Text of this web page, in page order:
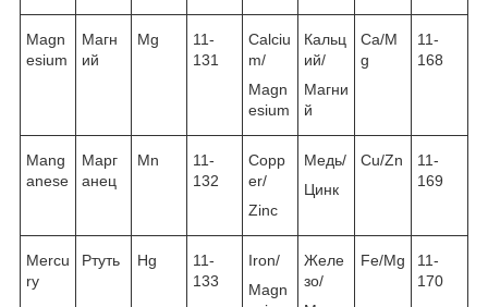
Magn
esium
Магн
ий
Mg
11-
131
Calciu
m/
Magn
esium
Кальц
ий/
Магни
й
Ca/M
g
11-
168
Mang
anese
Марг
анец
Mn
11-
132
Copp
er/
Zinc
Медь/
Цинк
Cu/Zn
11-
169
Mercu
ry
Ртуть Hg
11-
133
Iron/
Magn
Желе
зо/
Fe/Mg
11-
170